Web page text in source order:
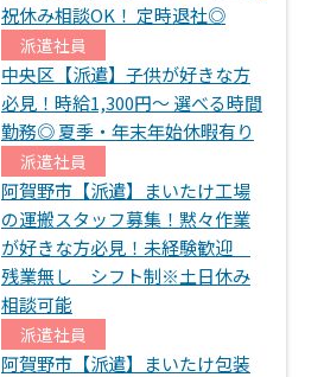
祝休み相談OK！ 定時退社◎
派遣社員
中央区【派遣】子供が好きな方
必見！時給1,300円～ 選べる時間
勤務◎ 夏季・年末年始休暇有り
派遣社員
阿賀野市【派遣】まいたけ工場
の運搬スタッフ募集！黙々作業
が好きな方必見！未経験歓迎
残業無し シフト制※土日休み
相談可能
派遣社員
阿賀野市【派遣】まいたけ包装